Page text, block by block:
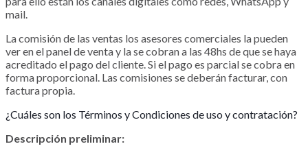
mail.
La comisión de las ventas los asesores comerciales la pueden
ver en el panel de venta y la se cobran a las 48hs de que se haya
acreditado el pago del cliente. Si el pago es parcial se cobra en
forma proporcional. Las comisiones se deberán facturar, con
factura propia.
¿Cuáles son los Términos y Condiciones de uso y contratación?
Descripción preliminar: